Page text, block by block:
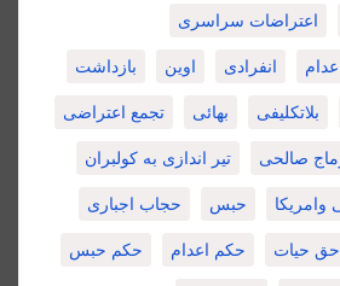
اعتراضات سراسری
انفرادی اوین بازداشت
بلاتکلیفی بهائی تجمع اعتراضی
صالحی تیر اندازی به کولبران
حبس حجاب اجباری
حق حیات حکم اعدام حکم حبس